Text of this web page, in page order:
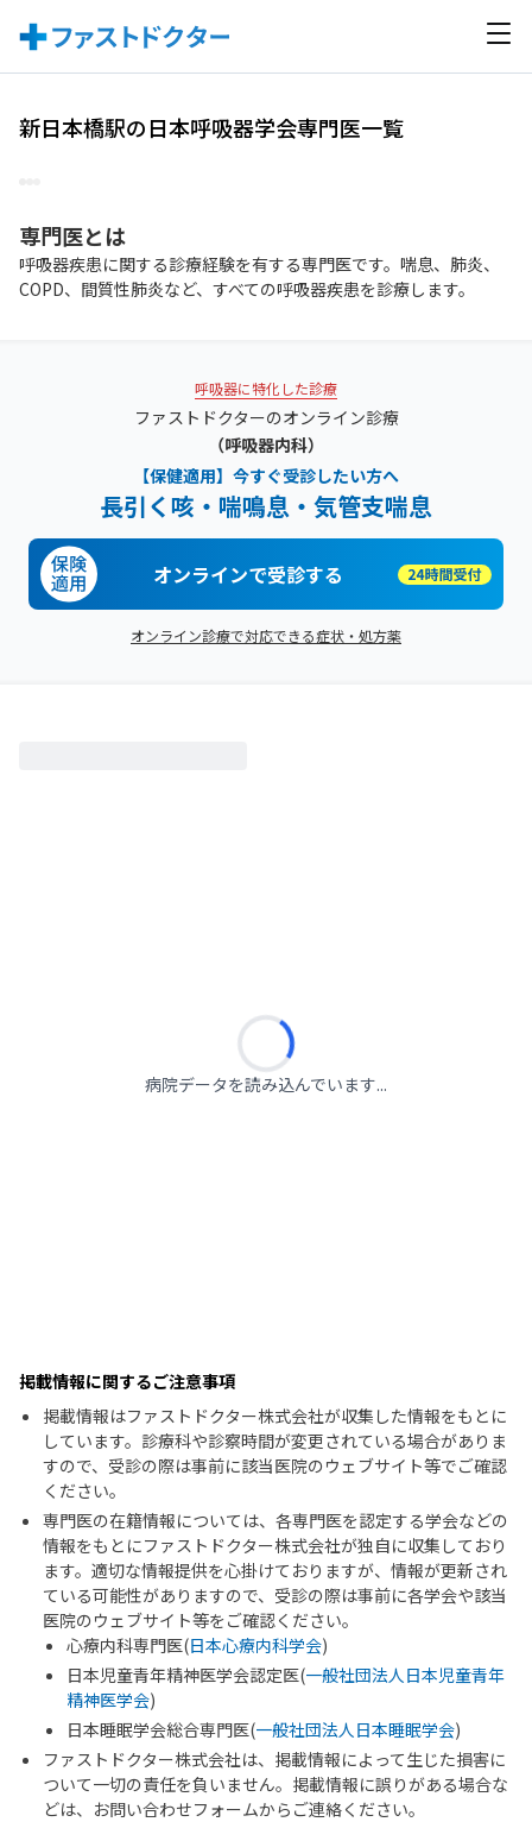
新日本橋駅の日本呼吸器学会専門医一覧
専門医とは
呼吸器疾患に関する診療経験を有する専門医です。喘息、肺炎、
COPD、間質性肺炎など、すべての呼吸器疾患を診療します。
呼吸器に特化した診療
ファストドクターのオンライン診療
（呼吸器内科）
【保健適用】今すぐ受診したい方へ
長引く咳・喘鳴息・気管支喘息
オンラインで受診する
オンライン診療で対応できる症状・処方薬
病院データを読み込んでいます...
掲載情報に関するご注意事項
掲載情報はファストドクター株式会社が収集した情報をもとに
しています。診療科や診察時間が変更されている場合がありま
すので、受診の際は事前に該当医院のウェブサイト等でご確認
ください。
専門医の在籍情報については、各専門医を認定する学会などの
情報をもとにファストドクター株式会社が独自に収集しており
ます。適切な情報提供を心掛けておりますが、情報が更新され
ている可能性がありますので、受診の際は事前に各学会や該当
医院のウェブサイト等をご確認ください。
心療内科専門医(日本心療内科学会)
日本児童青年精神医学会認定医(一般社団法人日本児童青年
精神医学会)
日本睡眠学会総合専門医(一般社団法人日本睡眠学会)
ファストドクター株式会社は、掲載情報によって生じた損害に
ついて一切の責任を負いません。掲載情報に誤りがある場合な
どは、お問い合わせフォームからご連絡ください。